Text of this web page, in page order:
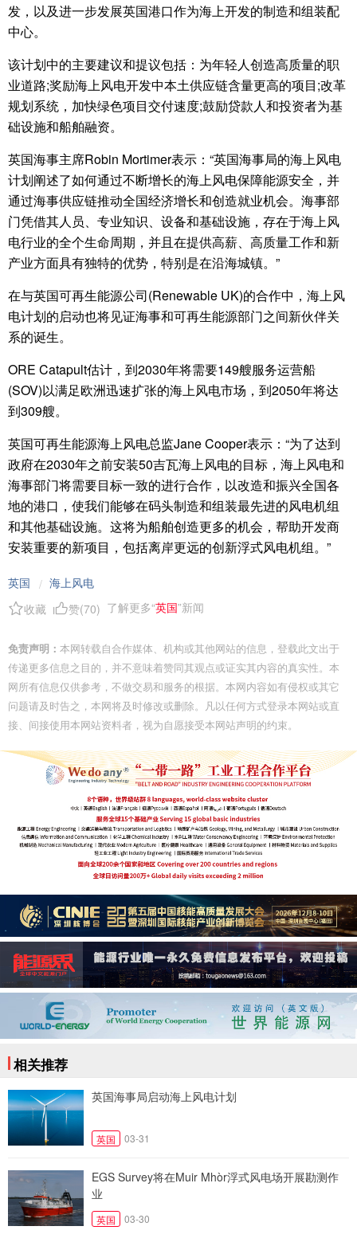
发，以及进一步发展英国港口作为海上开发的制造和组装配
中心。
该计划中的主要建议和提议包括：为年轻人创造高质量的职
业道路;奖励海上风电开发中本土供应链含量更高的项目;改革
规划系统，加快绿色项目交付速度;鼓励贷款人和投资者为基
础设施和船舶融资。
英国海事主席Robin Mortimer表示：“英国海事局的海上风电
计划阐述了如何通过不断增长的海上风电保障能源安全，并
通过海事供应链推动全国经济增长和创造就业机会。海事部
门凭借其人员、专业知识、设备和基础设施，存在于海上风
电行业的全个生命周期，并且在提供高薪、高质量工作和新
产业方面具有独特的优势，特别是在沿海城镇。”
在与英国可再生能源公司(Renewable UK)的合作中，海上风
电计划的启动也将见证海事和可再生能源部门之间新伙伴关
系的诞生。
ORE Catapult估计，到2030年将需要149艘服务运营船
(SOV)以满足欧洲迅速扩张的海上风电市场，到2050年将达
到309艘。
英国可再生能源海上风电总监Jane Cooper表示：“为了达到
政府在2030年之前安装50吉瓦海上风电的目标，海上风电和
海事部门将需要目标一致的进行合作，以改造和振兴全国各
地的港口，使我们能够在码头制造和组装最先进的风电机组
和其他基础设施。这将为船舶创造更多的机会，帮助开发商
安装重要的新项目，包括离岸更远的创新浮式风电机组。”
英国 / 海上风电
收藏
赞(70) 了解更多“英国”新闻
免责声明： 本网转载自合作媒体、机构或其他网站的信息，登载此文出于
传递更多信息之目的，并不意味着赞同其观点或证实其内容的真实性。本
网所有信息仅供参考，不做交易和服务的根据。本网内容如有侵权或其它
问题请及时告之，本网将及时修改或删除。凡以任何方式登录本网站或直
接、间接使用本网站资料者，视为自愿接受本网站声明的约束。
相关推荐
英国海事局启动海上风电计划
英国 03-31
EGS Survey将在Muir Mhòr浮式风电场开展勘测作
业
英国 03-30